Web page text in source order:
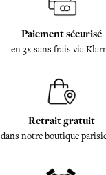
Paiement sécurisé
en 3x sans frais via
Retrait gratuit
dans notre boutique